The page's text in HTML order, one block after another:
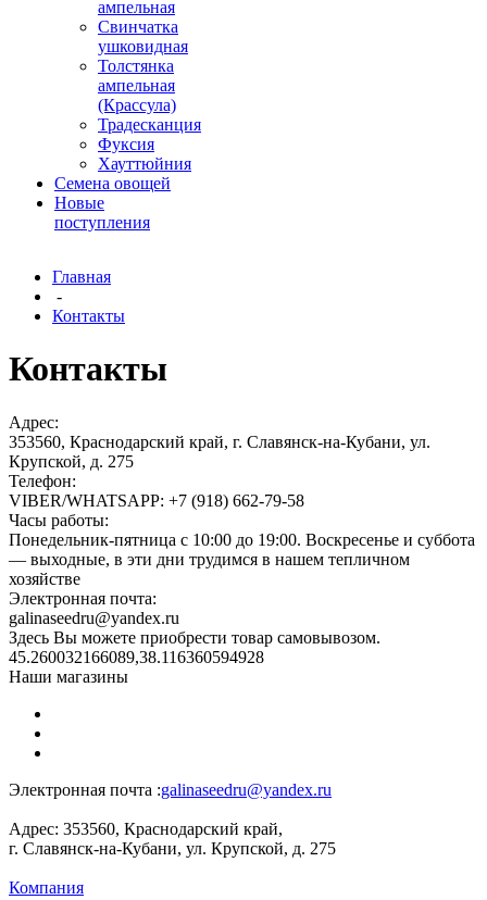
ампельная
Свинчатка
ушковидная
Толстянка
ампельная
(Крассула)
Традесканция
Фуксия
Хауттюйния
Семена овощей
Новые
поступления
Главная
-
Контакты
Контакты
Адрес:
353560, Краснодарский край, г. Славянск-на-Кубани, ул.
Крупской, д. 275
Телефон:
VIBER/WHATSAPP: +7 (918) 662-79-58
Часы работы:
Понедельник-пятница с 10:00 до 19:00. Воскресенье и суббота
— выходные, в эти дни трудимся в нашем тепличном
хозяйстве
Электронная почта:
galinaseedru@yandex.ru
Здесь Вы можете приобрести товар самовывозом.
45.260032166089,38.116360594928
Наши магазины
Электронная почта :galinaseedru@yandex.ru
Адрес: 353560, Краснодарский край,
г. Славянск-на-Кубани, ул. Крупской, д. 275
Компания